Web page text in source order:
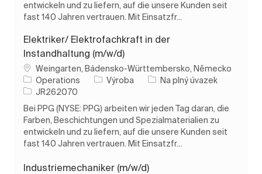
entwickeln und zu liefern, auf die unsere Kunden seit
fast 140 Jahren vertrauen. Mit Einsatzfr...
Elektriker/ Elektrofachkraft in der
Instandhaltung (m/w/d)
Umístění
Weingarten, Bádensko-Württembersko, Německo
Operations
Kategorie
Výroba Typ úlohy
Na plný úvazek
ID úlohy
JR262070
Bei PPG (NYSE: PPG) arbeiten wir jeden Tag daran, die
Farben, Beschichtungen und Spezialmaterialien zu
entwickeln und zu liefern, auf die unsere Kunden seit
fast 140 Jahren vertrauen. Mit Einsatzfr...
Industriemechaniker (m/w/d)